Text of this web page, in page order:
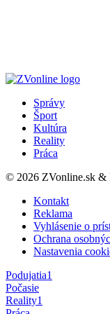
Správy
Šport
Kultúra
Reality
Práca
© 2026 ZVonline.sk
Kontakt
Reklama
Vyhlásenie o
Ochrana
Nastavenia
Podujatia1
Počasie
Reality1